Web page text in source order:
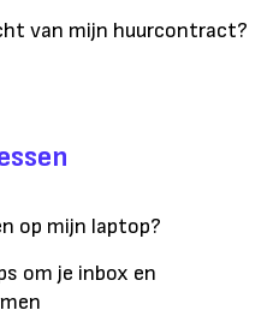
van mijn huurcontract?
op mijn laptop?
om je inbox en